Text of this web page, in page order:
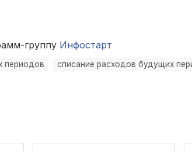
группу Инфостарт
периодов списание расходов будущих